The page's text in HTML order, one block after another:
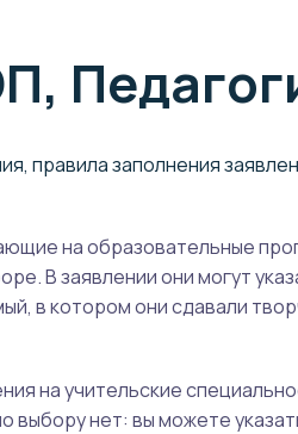
правила заполнения
на образовательные
В заявлении они могут
в котором они сдавали
на учительские
выбору нет: вы можете